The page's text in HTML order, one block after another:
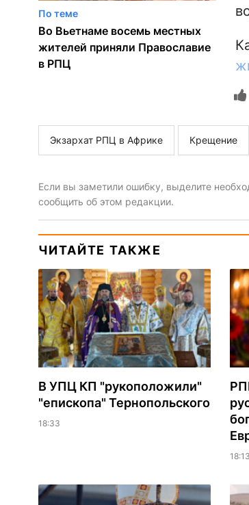
По теме
Во Вьетнаме восемь местных
жителей приняли Православие
в РПЦ
Экзархат РПЦ в Африке Крещение
Если вы заметили ошибку, выделите
сообщить об этом редакции.
ЧИТАЙТЕ ТАКЖЕ
В УПЦ КП "рукоположили"
"епископа" Тернопольского
18:33
18:13